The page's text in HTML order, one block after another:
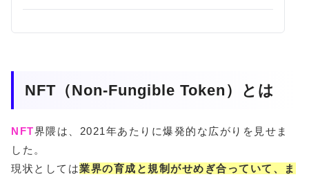
NFT（Non-Fungible Token）とは
NFT界隈は、2021年あたりに爆発的な広がりを見せま
した。
現状としては業界の育成と規制がせめぎ合っていて、ま